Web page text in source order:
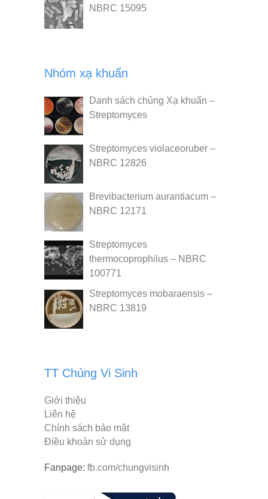
NBRC 15095
Nhóm xạ khuẩn
Danh sách chủng Xạ khuẩn –
Streptomyces
Streptomyces violaceoruber –
NBRC 12826
Brevibacterium aurantiacum –
NBRC 12171
Streptomyces
thermocoprophilus – NBRC
100771
Streptomyces mobaraensis –
NBRC 13819
TT Chủng Vi Sinh
Giới thiệu
Liên hệ
Chính sách bảo mật
Điều khoản sử dụng
Fanpage: fb.com/chungvisinh